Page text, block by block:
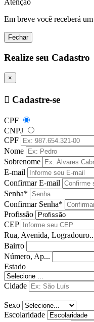
Atenção
Em breve você receberá
Fechar
Realize seu Cadastro
×
Cadastre-se
CPF
CNPJ
CPF
Nome
Sobrenome
E-mail
Confirmar E-mail
Senha*
Confirmar Senha*
Profissão
CEP
Rua, Avenida,
Bairro
Número, Ap...
Estado
Cidade
Sexo
Escolaridade